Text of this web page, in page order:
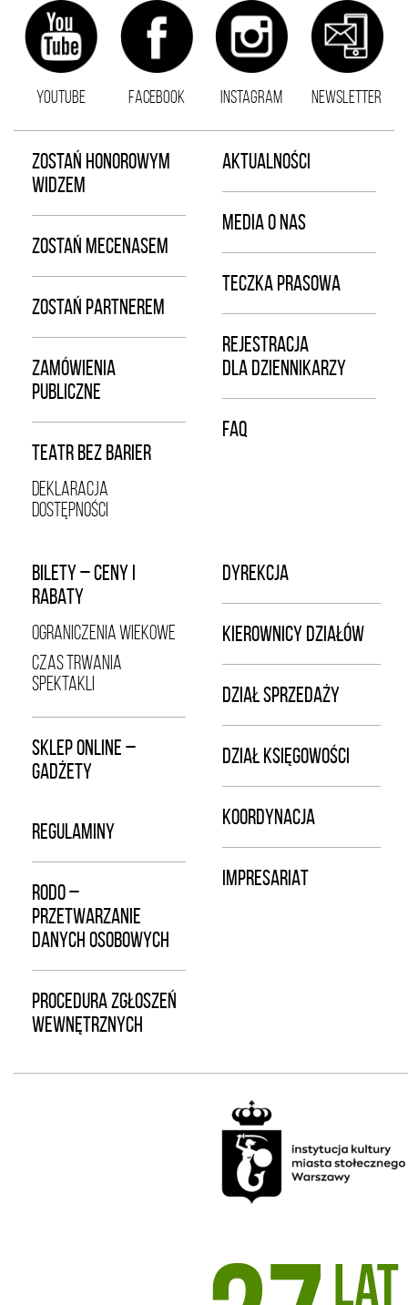
YOUTUBE FACEBOOK INSTAGRAM NEWSLETTER
ZOSTAŃ HONOROWYM
WIDZEM
ZOSTAŃ MECENASEM
ZOSTAŃ PARTNEREM
ZAMÓWIENIA
PUBLICZNE
TEATR BEZ BARIER
DEKLARACJA
DOSTĘPNOŚCI
AKTUALNOŚCI
MEDIA O NAS
TECZKA PRASOWA
REJESTRACJA
DLA DZIENNIKARZY
FAQ
BILETY – CENY I
RABATY
OGRANICZENIA WIEKOWE
CZAS TRWANIA
SPEKTAKLI
SKLEP ONLINE –
GADŻETY
REGULAMINY
RODO –
PRZETWARZANIE
DANYCH OSOBOWYCH
PROCEDURA ZGŁOSZEŃ
WEWNĘTRZNYCH
DYREKCJA
KIEROWNICY DZIAŁÓW
DZIAŁ SPRZEDAŻY
DZIAŁ KSIĘGOWOŚCI
KOORDYNACJA
IMPRESARIAT